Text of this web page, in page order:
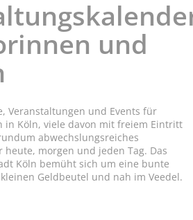
und
Veranstaltungen und Events für
in Köln, viele davon mit freiem Eintritt
abwechslungsreiches
heute, morgen und jeden Tag. Das
Köln bemüht sich um eine bunte
Geldbeutel und nah im Veedel.